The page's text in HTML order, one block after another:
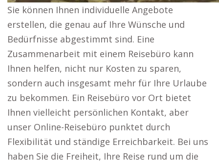
Sie können Ihnen individuelle Angebote
erstellen, die genau auf Ihre Wünsche und
Bedürfnisse abgestimmt sind. Eine
Zusammenarbeit mit einem Reisebüro kann
Ihnen helfen, nicht nur Kosten zu sparen,
sondern auch insgesamt mehr für Ihre Urlaube
zu bekommen. Ein Reisebüro vor Ort bietet
Ihnen vielleicht persönlichen Kontakt, aber
unser Online-Reisebüro punktet durch
Flexibilität und ständige Erreichbarkeit. Bei uns
haben Sie die Freiheit, Ihre Reise rund um die